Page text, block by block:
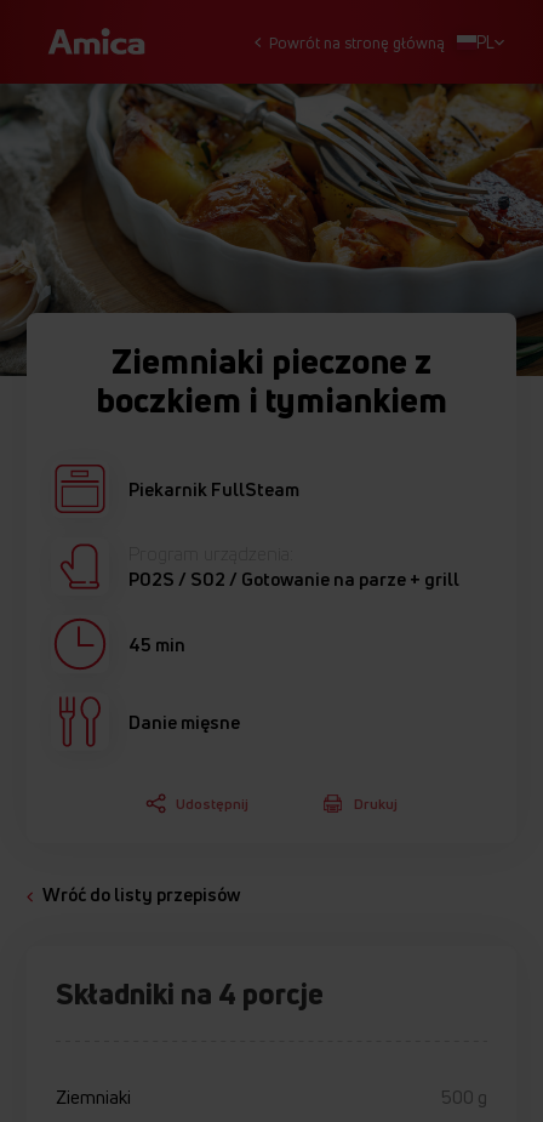
Powrót na stronę główną PL
Ziemniaki pieczone z
boczkiem i tymiankiem
Piekarnik FullSteam
P02S / S02 / Gotowanie na parze + grill
45 min
Danie mięsne
Udostępnij Drukuj
Wróć do listy przepisów
Składniki na 4 porcje
Ziemniaki
500 g